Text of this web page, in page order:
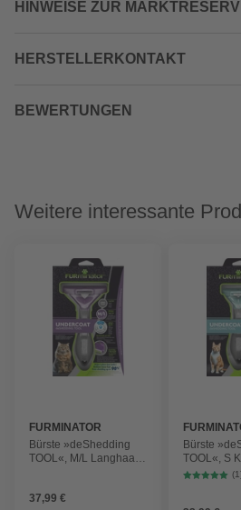
HINWEISE ZUR
HERSTELLERKONTAKT
BEWERTUNGEN
Weitere interessante
FURMINATOR
Bürste »deShedding
TOOL«, M/L Langhaar,
37,99 €
Bürste
TOOL«, S
kleine